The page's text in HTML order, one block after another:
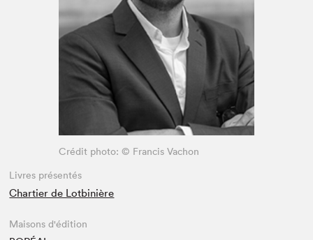
Crédit photo: © Francis Vachon
Livres présentés
Chartier de Lotbinière
Maisons d'édition